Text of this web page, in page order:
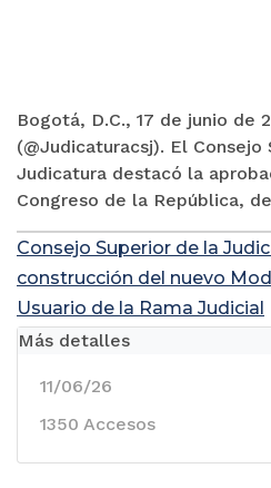
Bogotá, D.C., 17 de junio de
(@Judicaturacsj). El Consejo
Judicatura destacó la
Congreso de la República,
Consejo Superior de la
construcción del nuevo
Usuario de la Rama Judicial
Más detalles
11/06/26
1350 Accesos